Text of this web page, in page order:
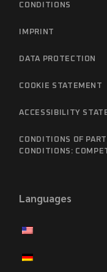
CONDITIONS
IMPRINT
DATA PROTECTION
COOKIE STATEMENT
ACCESSIBILITY
CONDITIONS OF
CONDITIONS:
Languages